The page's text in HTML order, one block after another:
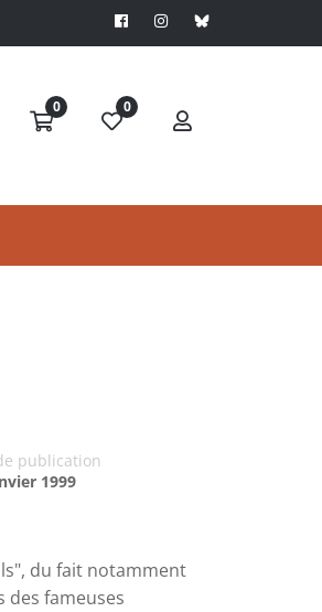
0 0
publication
1999
du fait notamment
des fameuses